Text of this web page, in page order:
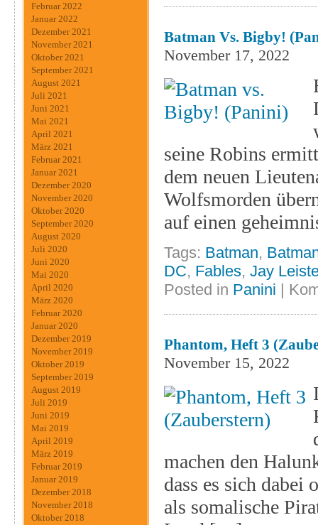
Februar 2022
Januar 2022
Dezember 2021
November 2021
Oktober 2021
September 2021
August 2021
Juli 2021
Juni 2021
Mai 2021
April 2021
März 2021
Februar 2021
Januar 2021
Dezember 2020
November 2020
Oktober 2020
September 2020
August 2020
Juli 2020
Juni 2020
Mai 2020
April 2020
März 2020
Februar 2020
Januar 2020
Dezember 2019
November 2019
Oktober 2019
September 2019
August 2019
Juli 2019
Juni 2019
Mai 2019
April 2019
März 2019
Februar 2019
Januar 2019
Dezember 2018
November 2018
Oktober 2018
Batman Vs. Bigby!
November 17, 2022
seine Robins
dem neuen
Wolfsmorden
auf einen
Tags: Batman,
DC, Fables, Jay
Posted in Panini |
Phantom, Heft 3
November 15, 2022
machen den
dass es sich dabei
als somalische